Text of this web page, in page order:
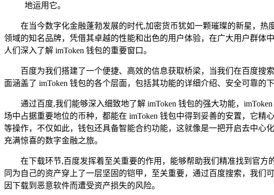
地运用它。
在当今数字化金融蓬勃发展的时代,加密货币犹如一颗璀璨的新星，
领域的知名品牌，凭借其卓越的性能和出色的用户体验，在广大用户群体
人们深入了解 imToken 钱包的重要窗口。
百度为我们搭建了一个便捷、高效的信息获取桥梁，当我们在百度搜
面涵盖了 imToken 钱包的各个层面，包括其功能的详细介绍、安全可靠的
通过百度,我们能够深入细致地了解 imToken 钱包的强大功能，
场中占据重要地位的币种，都能在 imToken 钱包中得到妥善的安置，它
等操作，不仅如此，钱包还具备智能合约功能，这就像是一把开启去中心
充满惊喜的数字金融之旅。
在下载环节,百度发挥着至关重要的作用，能够帮助我们精准找到官
同为自己的资产穿上了一层坚固的铠甲，至关重要，通过百度搜索，我们
因下载到恶意软件而遭受资产损失的风险。